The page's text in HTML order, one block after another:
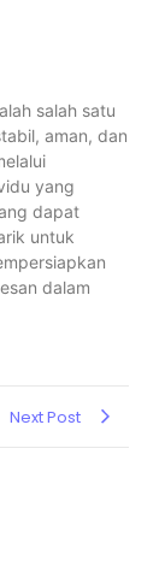
salah satu
aman, dan
yang
dapat
untuk
dalam
Next Post